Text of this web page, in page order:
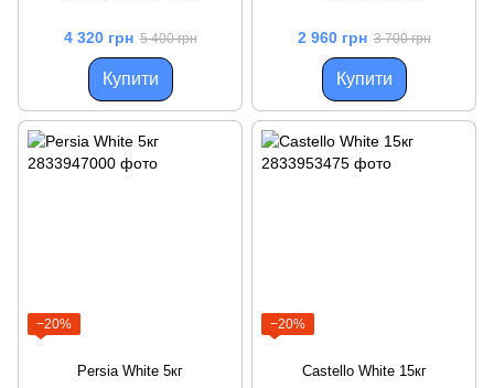
4 320 грн 5 400 грн
Купити
2 960 грн 3 700 грн
Купити
−20%
Persia White 5кг
−20%
Castello White 15кг